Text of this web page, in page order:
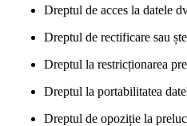
Dreptul de acces la datele
Dreptul de rectificare sau
Dreptul la restricționarea
Dreptul la portabilitatea
Dreptul de opoziție la